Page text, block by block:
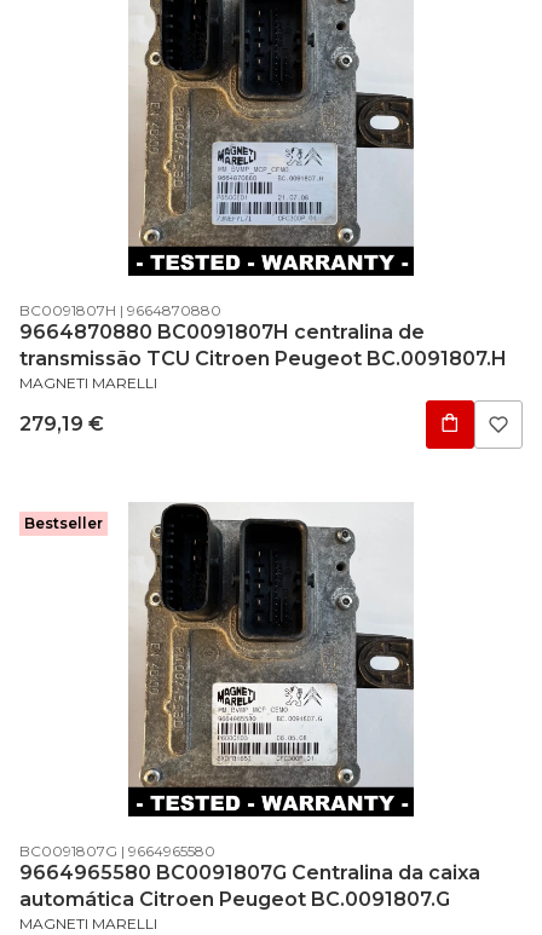
Código do produto
BC0091807H Código do fabricante
9664870880
9664870880 BC0091807H centralina de
transmissão TCU Citroen Peugeot BC.0091807.H
FABRICANTE
MAGNETI MARELLI
Preço
279,19 €
Bestseller
Código do produto
BC0091807G Código do fabricante
9664965580
9664965580 BC0091807G Centralina da caixa
automática Citroen Peugeot BC.0091807.G
FABRICANTE
MAGNETI MARELLI